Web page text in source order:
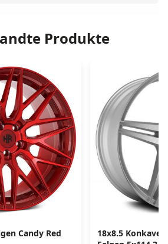
Produkte
Candy Red
18x8.5 Konkave